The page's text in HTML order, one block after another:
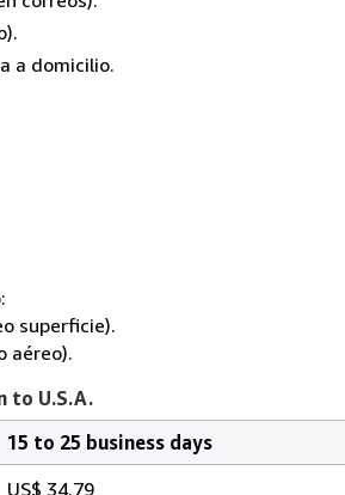
a domicilio.
superficie).
aéreo).
to U.S.A.
15 to 25 business days
US$ 34.79